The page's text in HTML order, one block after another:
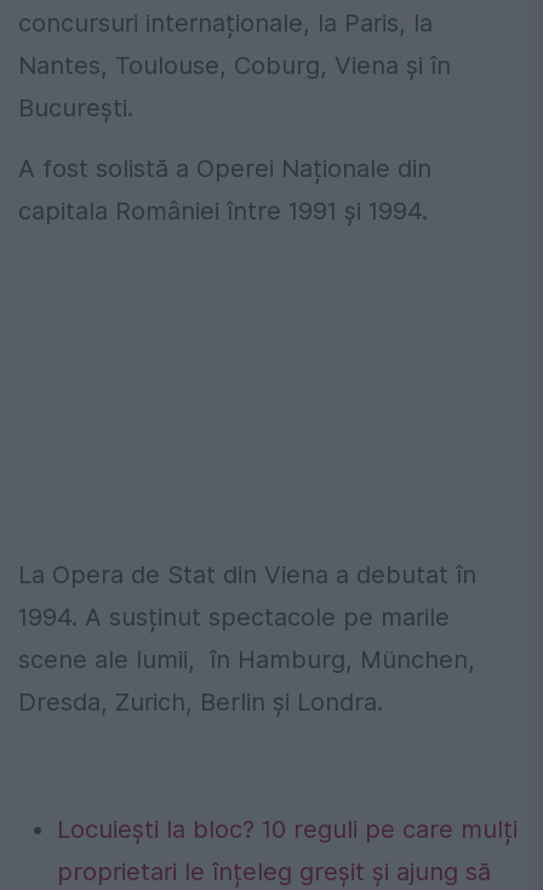
concursuri internaționale, la Paris, la
Nantes, Toulouse, Coburg, Viena și în
București.
A fost solistă a Operei Naționale din
capitala României între 1991 și 1994.
La Opera de Stat din Viena a debutat în
1994. A susținut spectacole pe marile
scene ale lumii, în Hamburg, München,
Dresda, Zurich, Berlin și Londra.
Locuiești la bloc? 10 reguli pe care mulți
proprietari le înțeleg greșit și ajung să